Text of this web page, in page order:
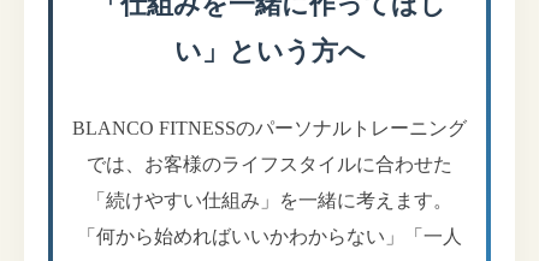
い」という方へ
BLANCO FITNESSのパーソナルトレーニング
では、お客様のライフスタイルに合わせた
「続けやすい仕組み」を一緒に考えます。
「何から始めればいいかわからない」「一人